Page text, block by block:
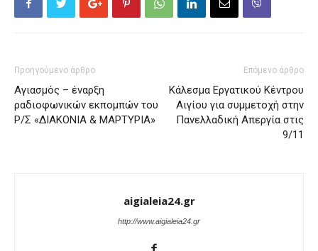
Προηγούμενο άρθρο
Αγιασμός – έναρξη
ραδιοφωνικών εκπομπών του
Ρ/Σ «ΔΙΑΚΟΝΙΑ & ΜΑΡΤΥΡΙΑ»
Επόμενο άρθρο
Κάλεσμα Εργατικού Κέντρου
Αιγίου για συμμετοχή στην
Πανελλαδική Απεργία στις
9/11
aigialeia24.gr
http://www.aigialeia24.gr